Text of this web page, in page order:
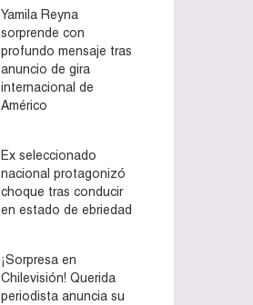
Yamila Reyna
sorprende con
profundo mensaje tras
anuncio de gira
internacional de
Américo
Ex seleccionado
nacional protagonizó
choque tras conducir
en estado de ebriedad
¡Sorpresa en
Chilevisión! Querida
periodista anuncia su